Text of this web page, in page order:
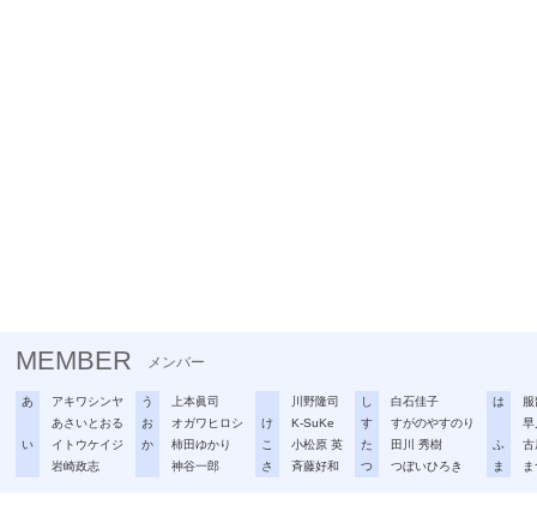
MEMBER メンバー
あ
アキワシンヤ
あさいとおる
い
イトウケイジ
岩崎政志
う
上本眞司
お
オガワヒロシ
か
柿田ゆかり
神谷一郎
川野隆司
け
K-SuKe
こ
小松原 英
さ
斉藤好和
し
白石佳子
す
すがのやすのり
た
田川 秀樹
つ
つぼいひろき
は
早
ふ
古
ま